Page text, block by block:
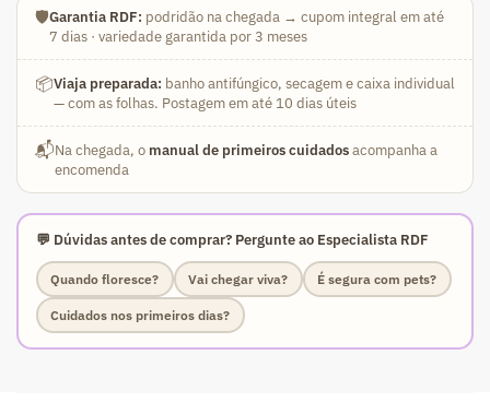
🛡️Garantia RDF: podridão na chegada → cupom integral em até
7 dias · variedade garantida por 3 meses
📦Viaja preparada: banho antifúngico, secagem e caixa individual
— com as folhas. Postagem em até 10 dias úteis
📬Na chegada, o manual de primeiros cuidadosacompanha a
encomenda
💬 Dúvidas antes de comprar? Pergunte ao Especialista RDF
Quando floresce? Vai chegar viva? É segura com pets?
Cuidados nos primeiros dias?